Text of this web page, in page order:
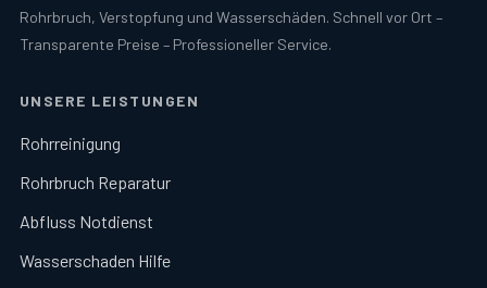
Rohrbruch, Verstopfung und Wasserschäden. Schnell vor Ort –
Transparente Preise – Professioneller Service.
UNSERE LEISTUNGEN
Rohrreinigung
Rohrbruch Reparatur
Abfluss Notdienst
Wasserschaden Hilfe